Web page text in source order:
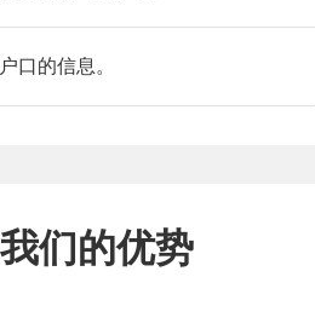
口的信息。
我们的优势